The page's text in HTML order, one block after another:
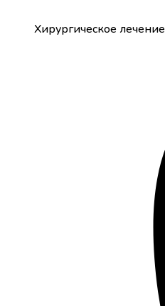
Хирургическое лечение